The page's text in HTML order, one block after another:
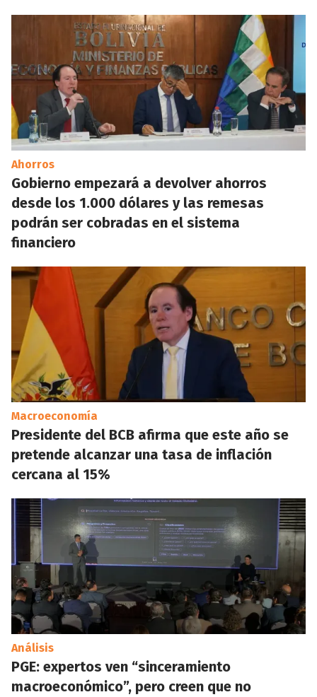
Ahorros
Gobierno empezará a devolver ahorros
desde los 1.000 dólares y las remesas
podrán ser cobradas en el sistema
financiero
Macroeconomía
Presidente del BCB afirma que este año se
pretende alcanzar una tasa de inflación
cercana al 15%
Análisis
PGE: expertos ven “sinceramiento
macroeconómico”, pero creen que no